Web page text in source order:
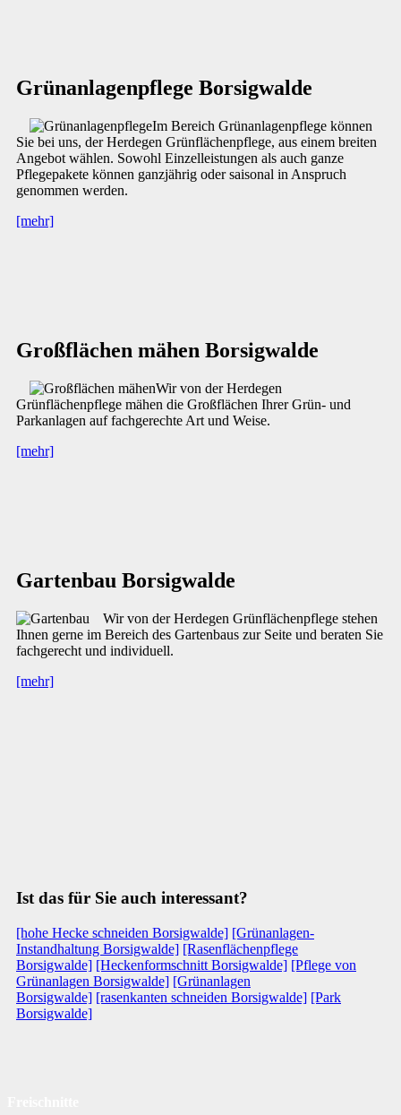
Grünanlagenpflege Borsigwalde
Im Bereich Grünanlagenpflege können
Sie bei uns, der Herdegen Grünflächenpflege, aus einem breiten
Angebot wählen. Sowohl Einzelleistungen als auch ganze
Pflegepakete können ganzjährig oder saisonal in Anspruch
genommen werden.
[mehr]
Großflächen mähen Borsigwalde
Wir von der Herdegen
Grünflächenpflege mähen die Großflächen Ihrer Grün- und
Parkanlagen auf fachgerechte Art und Weise.
[mehr]
Gartenbau Borsigwalde
Wir von der Herdegen Grünflächenpflege stehen
Ihnen gerne im Bereich des Gartenbaus zur Seite und beraten Sie
fachgerecht und individuell.
[mehr]
Ist das für Sie auch interessant?
[hohe Hecke schneiden Borsigwalde] [Grünanlagen-
Instandhaltung Borsigwalde] [Rasenflächenpflege
Borsigwalde] [Heckenformschnitt Borsigwalde] [Pflege von
Grünanlagen Borsigwalde] [Grünanlagen
Borsigwalde] [rasenkanten schneiden Borsigwalde] [Park
Borsigwalde]